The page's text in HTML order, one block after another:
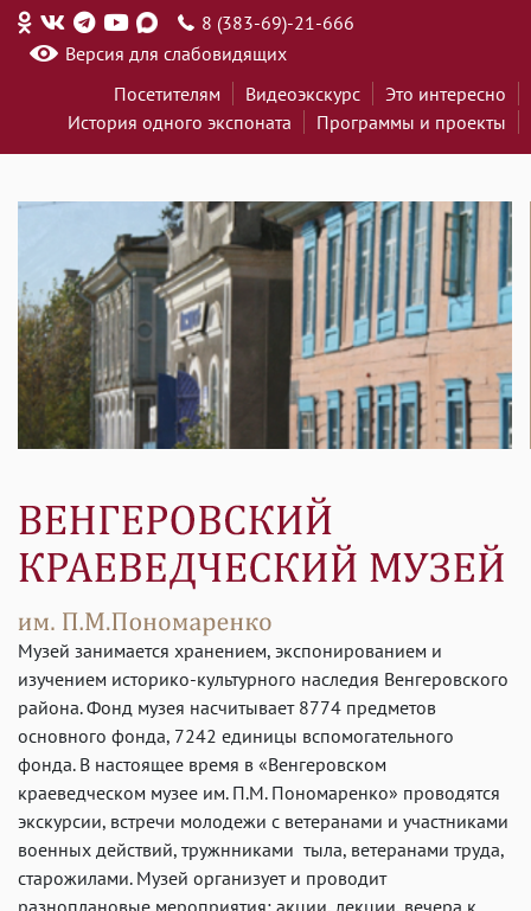
8 (383-69)-21-666
Версия для слабовидящих
Посетителям
Видеоэкскурс
Это интересно
История одного экспоната
Программы и проекты
Музей занимается хранением, экспонированием и
изучением историко-культурного наследия Венгеровского
района. Фонд музея насчитывает 8774 предметов
основного фонда, 7242 единицы вспомогательного
фонда. В настоящее время в «Венгеровском
краеведческом музее им. П.М. Пономаренко» проводятся
экскурсии, встречи молодежи с ветеранами и участниками
военных действий, тружнниками тыла, ветеранами труда,
старожилами. Музей организует и проводит
разноплановые мероприятия: акции, лекции, вечера к